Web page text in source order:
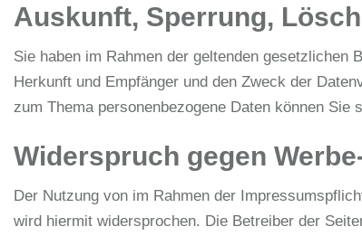
Auskunft, Sperrung,
Sie haben im Rahmen der geltenden gesetzlichen
Herkunft und Empfänger und den Zweck der
zum Thema personenbezogene Daten können
Widerspruch gegen
Der Nutzung von im Rahmen der
wird hiermit widersprochen. Die Betreiber der